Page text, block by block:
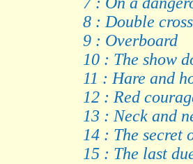
8 : Double
9 : Overboard
10 : The show
11 : Hare and
12 : Red
13 : Neck and
14 : The secret
15 : The last